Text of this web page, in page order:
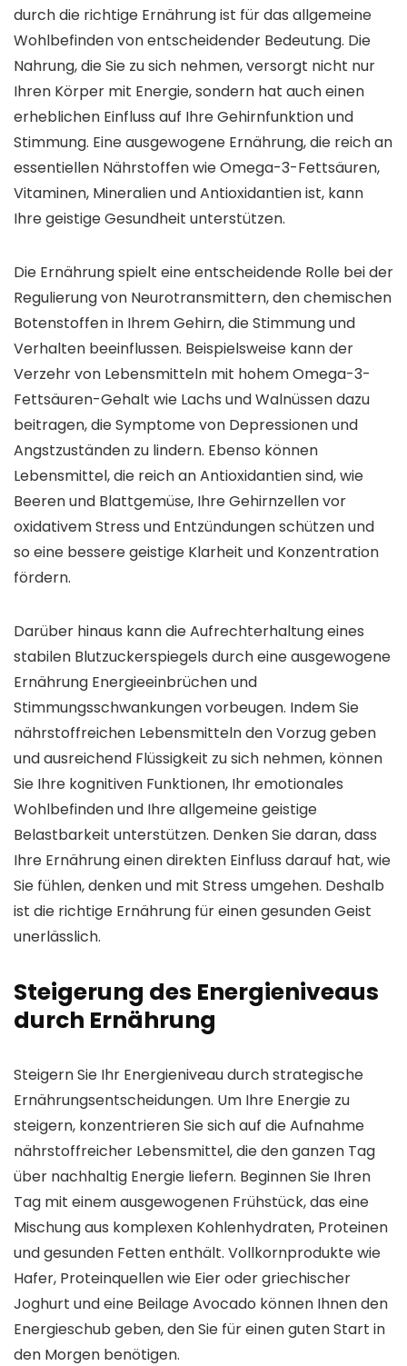
durch die richtige Ernährung ist für das allgemeine
Wohlbefinden von entscheidender Bedeutung. Die
Nahrung, die Sie zu sich nehmen, versorgt nicht nur
Ihren Körper mit Energie, sondern hat auch einen
erheblichen Einfluss auf Ihre Gehirnfunktion und
Stimmung. Eine ausgewogene Ernährung, die reich an
essentiellen Nährstoffen wie Omega-3-Fettsäuren,
Vitaminen, Mineralien und Antioxidantien ist, kann
Ihre geistige Gesundheit unterstützen.
Die Ernährung spielt eine entscheidende Rolle bei der
Regulierung von Neurotransmittern, den chemischen
Botenstoffen in Ihrem Gehirn, die Stimmung und
Verhalten beeinflussen. Beispielsweise kann der
Verzehr von Lebensmitteln mit hohem Omega-3-
Fettsäuren-Gehalt wie Lachs und Walnüssen dazu
beitragen, die Symptome von Depressionen und
Angstzuständen zu lindern. Ebenso können
Lebensmittel, die reich an Antioxidantien sind, wie
Beeren und Blattgemüse, Ihre Gehirnzellen vor
oxidativem Stress und Entzündungen schützen und
so eine bessere geistige Klarheit und Konzentration
fördern.
Darüber hinaus kann die Aufrechterhaltung eines
stabilen Blutzuckerspiegels durch eine ausgewogene
Ernährung Energieeinbrüchen und
Stimmungsschwankungen vorbeugen. Indem Sie
nährstoffreichen Lebensmitteln den Vorzug geben
und ausreichend Flüssigkeit zu sich nehmen, können
Sie Ihre kognitiven Funktionen, Ihr emotionales
Wohlbefinden und Ihre allgemeine geistige
Belastbarkeit unterstützen. Denken Sie daran, dass
Ihre Ernährung einen direkten Einfluss darauf hat, wie
Sie fühlen, denken und mit Stress umgehen. Deshalb
ist die richtige Ernährung für einen gesunden Geist
unerlässlich.
Steigerung des Energieniveaus
durch Ernährung
Steigern Sie Ihr Energieniveau durch strategische
Ernährungsentscheidungen. Um Ihre Energie zu
steigern, konzentrieren Sie sich auf die Aufnahme
nährstoffreicher Lebensmittel, die den ganzen Tag
über nachhaltig Energie liefern. Beginnen Sie Ihren
Tag mit einem ausgewogenen Frühstück, das eine
Mischung aus komplexen Kohlenhydraten, Proteinen
und gesunden Fetten enthält. Vollkornprodukte wie
Hafer, Proteinquellen wie Eier oder griechischer
Joghurt und eine Beilage Avocado können Ihnen den
Energieschub geben, den Sie für einen guten Start in
den Morgen benötigen.